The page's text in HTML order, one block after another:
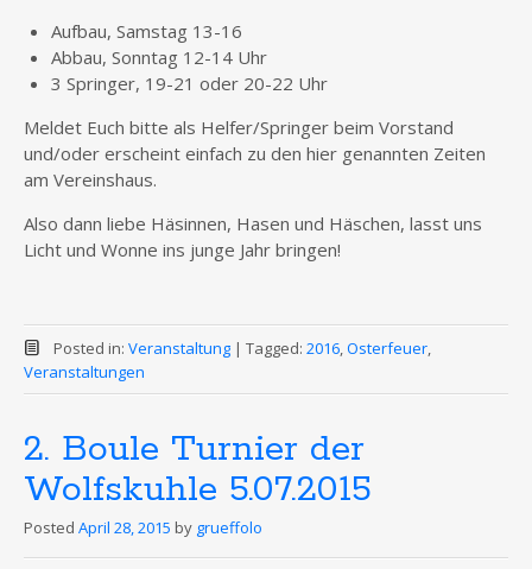
Aufbau, Samstag 13-16
Abbau, Sonntag 12-14 Uhr
3 Springer, 19-21 oder 20-22 Uhr
Meldet Euch bitte als Helfer/Springer beim Vorstand
und/oder erscheint einfach zu den hier genannten Zeiten
am Vereinshaus.
Also dann liebe Häsinnen, Hasen und Häschen, lasst uns
Licht und Wonne ins junge Jahr bringen!
Posted in: Veranstaltung | Tagged: 2016,Osterfeuer,
Veranstaltungen
2. Boule Turnier der
Wolfskuhle 5.07.2015
Posted April 28, 2015 by grueffolo